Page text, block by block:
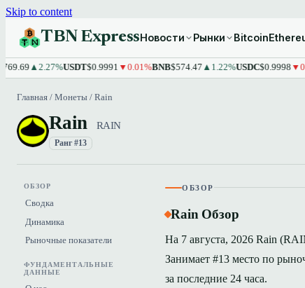
Skip to content
TBN ExpressНовости Рынки Bitcoin
▲2.27%USDT$0.9991▼0.01%BNB$574.47▲1.22%USDC$0.9998
Главная / Монеты / Rain
Rain RAIN
Ранг #13
ОБЗОР
Сводка
Динамика
Рыночные показатели
ФУНДАМЕНТАЛЬНЫЕ
ДАННЫЕ
ОБЗОР
Rain Обзор
На 7 августа, 2026 Rain
Занимает #13 место по
за последние 24 часа.